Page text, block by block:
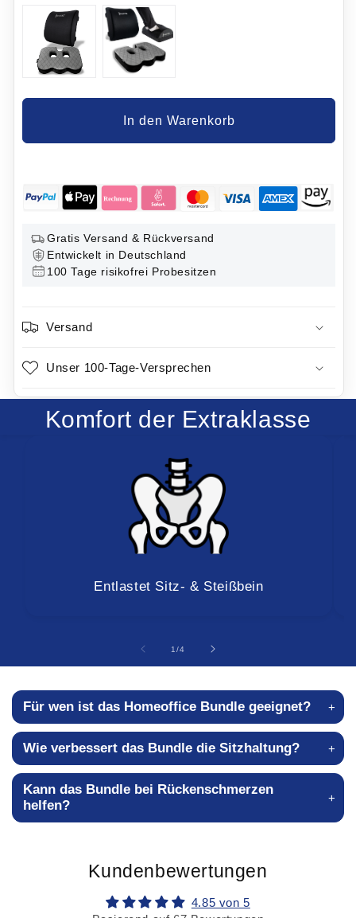
In den Warenkorb
Gratis Versand & Rückversand
Entwickelt in Deutschland
100 Tage risikofrei Probesitzen
Versand
Unser 100-Tage-Versprechen
Komfort der Extraklasse
Entlastet Sitz- & Steißbein
1/von
4
Für wen ist das Homeoffice Bundle geeignet?
Wie verbessert das Bundle die Sitzhaltung?
Kann das Bundle bei Rückenschmerzen
helfen?
Kundenbewertungen
4.85 von 5